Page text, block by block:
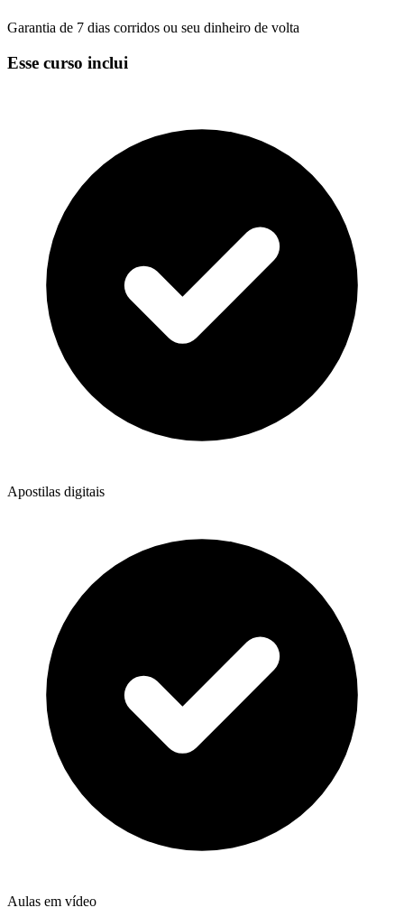
Garantia de 7 dias corridos ou seu dinheiro de volta
Esse curso inclui
Apostilas digitais
Aulas em vídeo